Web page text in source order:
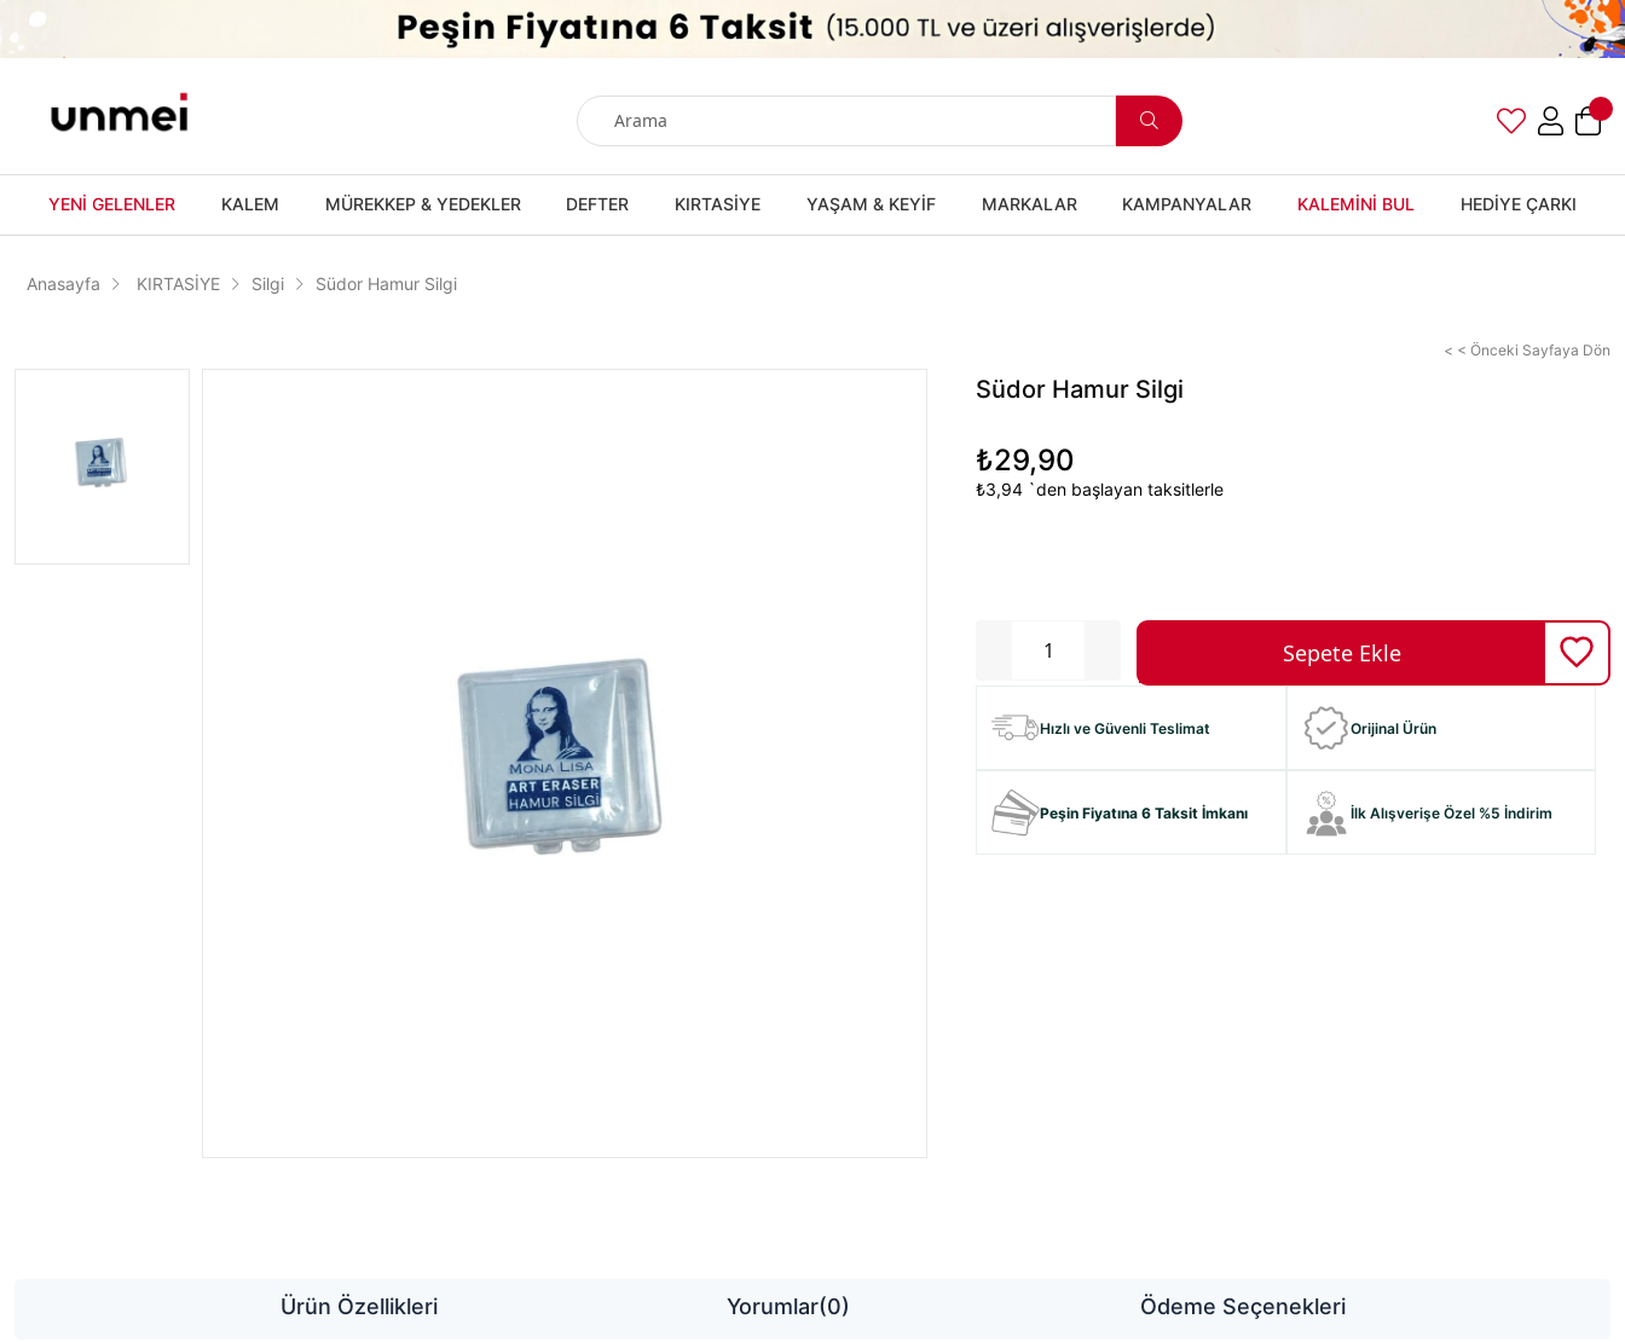
YENİ GELENLER KALEM MÜREKKEP & YEDEKLER DEFTER KIRTASİYE YAŞAM & KEYİF MARKALAR KAMPANYALAR KALEMİNİ BUL HEDİYE ÇARKI
Anasayfa KIRTASİYE Silgi Südor Hamur Silgi
< < Önceki Sayfaya Dön
Südor Hamur Silgi
₺29,90
₺3,94 `den başlayan taksitlerle
Hızlı ve Güvenli Teslimat Orijinal Ürün
Peşin Fiyatına 6 Taksit İmkanı İlk Alışverişe Özel %5 İndirim
Ürün Özellikleri Yorumlar(0) Ödeme Seçenekleri